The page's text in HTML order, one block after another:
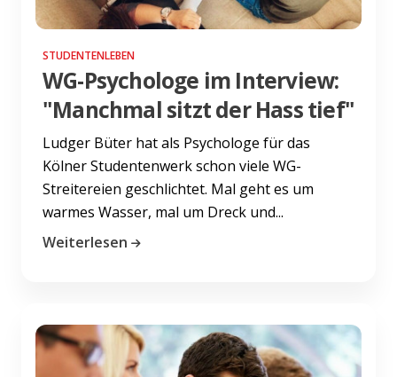
STUDENTENLEBEN
WG-Psychologe im Interview:
"Manchmal sitzt der Hass tief"
Ludger Büter hat als Psychologe für das
Kölner Studentenwerk schon viele WG-
Streitereien geschlichtet. Mal geht es um
warmes Wasser, mal um Dreck und...
Weiterlesen